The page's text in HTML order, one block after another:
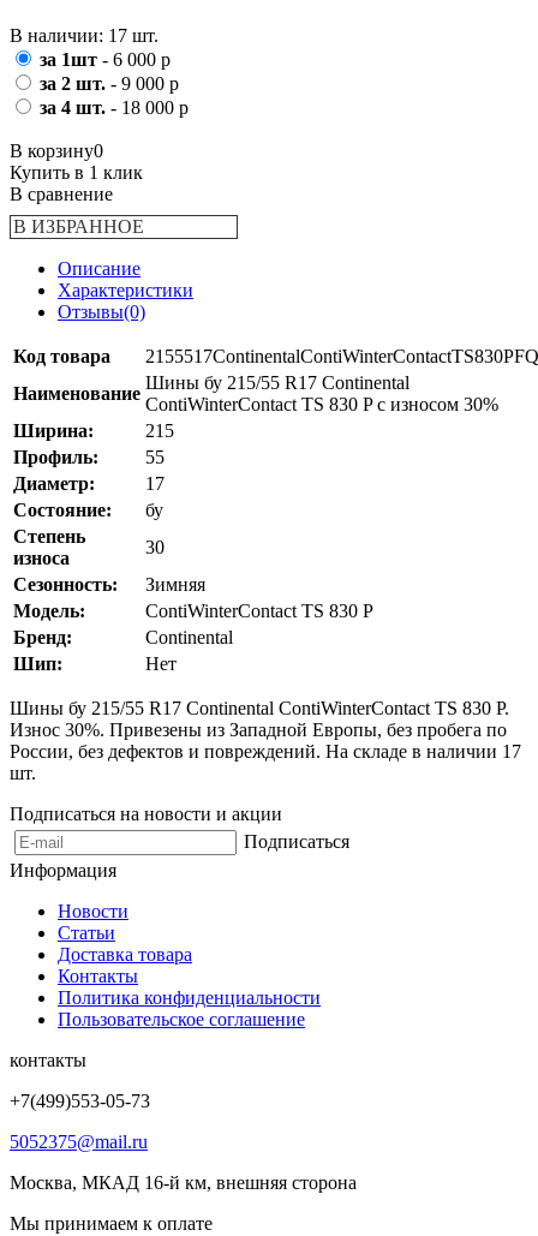
В наличии: 17 шт.
за 1шт - 6 000 р
за 2 шт. - 9 000 р
за 4 шт. - 18 000 р
В корзину0
Купить в 1 клик
В сравнение
В ИЗБРАННОЕ
Описание
Характеристики
Отзывы(0)
Код товара
Наименование
Шины бу 215/55 R17 Continental
ContiWinterContact TS 830 P с износом 30%
Ширина:
215
Профиль:
55
Диаметр:
17
Состояние:
бу
Степень
износа
30
Сезонность:
Зимняя
Модель:
ContiWinterContact TS 830 P
Бренд:
Continental
Шип:
Нет
Шины бу 215/55 R17 Continental ContiWinterContact TS 830 P.
Износ 30%. Привезены из Западной Европы, без пробега по
России, без дефектов и повреждений. На складе в наличии 17
шт.
Подписаться на новости и акции
Подписаться
Информация
Новости
Статьи
Доставка товара
Контакты
Политика конфиденциальности
Пользовательское соглашение
контакты
+7(499)553-05-73
5052375@mail.ru
Москва, МКАД 16-й км, внешняя сторона
Мы принимаем к оплате